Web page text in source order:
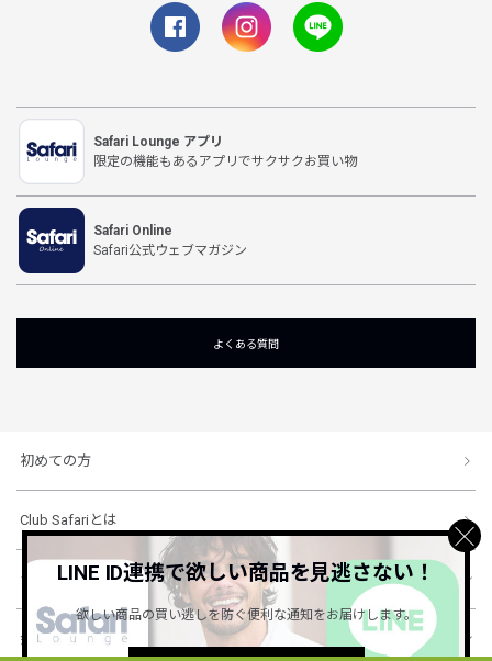
Safari Lounge アプリ
限定の機能もあるアプリでサクサクお買い物
Safari Online
Safari公式ウェブマガジン
よくある質問
初めての方
Club Safariとは
ショッピングガイド
会社概要・規約
LINE ID連携で欲しい商品を見逃さない！
欲しい商品の買い逃しを防ぐ便利な通知をお届けします。